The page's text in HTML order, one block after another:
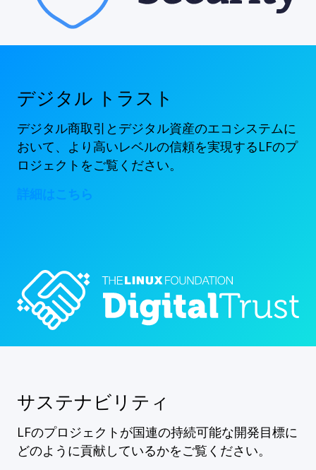
デジタル トラスト
デジタル商取引とデジタル資産のエコシステムに
おいて、より高いレベルの信頼を実現するLFのプ
ロジェクトをご覧ください。
詳細はこちら
サステナビリティ
LFのプロジェクトが国連の持続可能な開発目標に
どのように貢献しているかをご覧ください。